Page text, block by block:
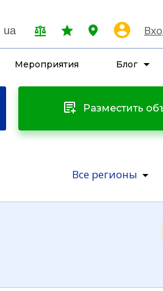
ua
Мероприятия Блог
Разместить
Все регионы